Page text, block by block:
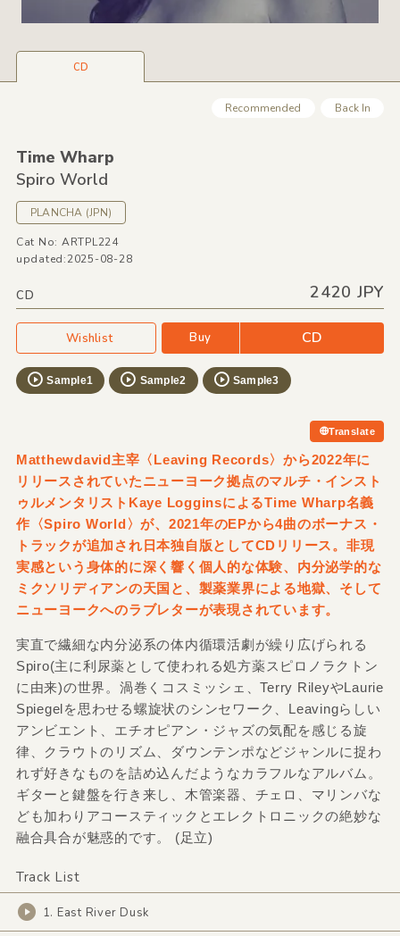
CD
Recommended Back In
Time Wharp
Spiro World
PLANCHA (JPN)
Cat No: ARTPL224
updated:2025-08-28
CD 2420 JPY
Wishlist Buy CD
Sample1 Sample2 Sample3
Translate
Matthewdavid主宰〈Leaving Records〉から2022年に
リリースされていたニューヨーク拠点のマルチ・インスト
ゥルメンタリストKaye LogginsによるTime Wharp名義
作〈Spiro World〉が、2021年のEPから4曲のボーナス・
トラックが追加され日本独自版としてCDリリース。非現
実感という身体的に深く響く個人的な体験、内分泌学的な
ミクソリディアンの天国と、製薬業界による地獄、そして
ニューヨークへのラブレターが表現されています。
実直で繊細な内分泌系の体内循環活劇が繰り広げられる
Spiro(主に利尿薬として使われる処方薬スピロノラクトン
に由来)の世界。渦巻くコスミッシェ、Terry RileyやLaurie
Spiegelを思わせる螺旋状のシンセワーク、Leavingらしい
アンビエント、エチオピアン・ジャズの気配を感じる旋
律、クラウトのリズム、ダウンテンポなどジャンルに捉わ
れず好きなものを詰め込んだようなカラフルなアルバム。
ギターと鍵盤を行き来し、木管楽器、チェロ、マリンバな
ども加わりアコースティックとエレクトロニックの絶妙な
融合具合が魅惑的です。 (足立)
Track List
1. East River Dusk